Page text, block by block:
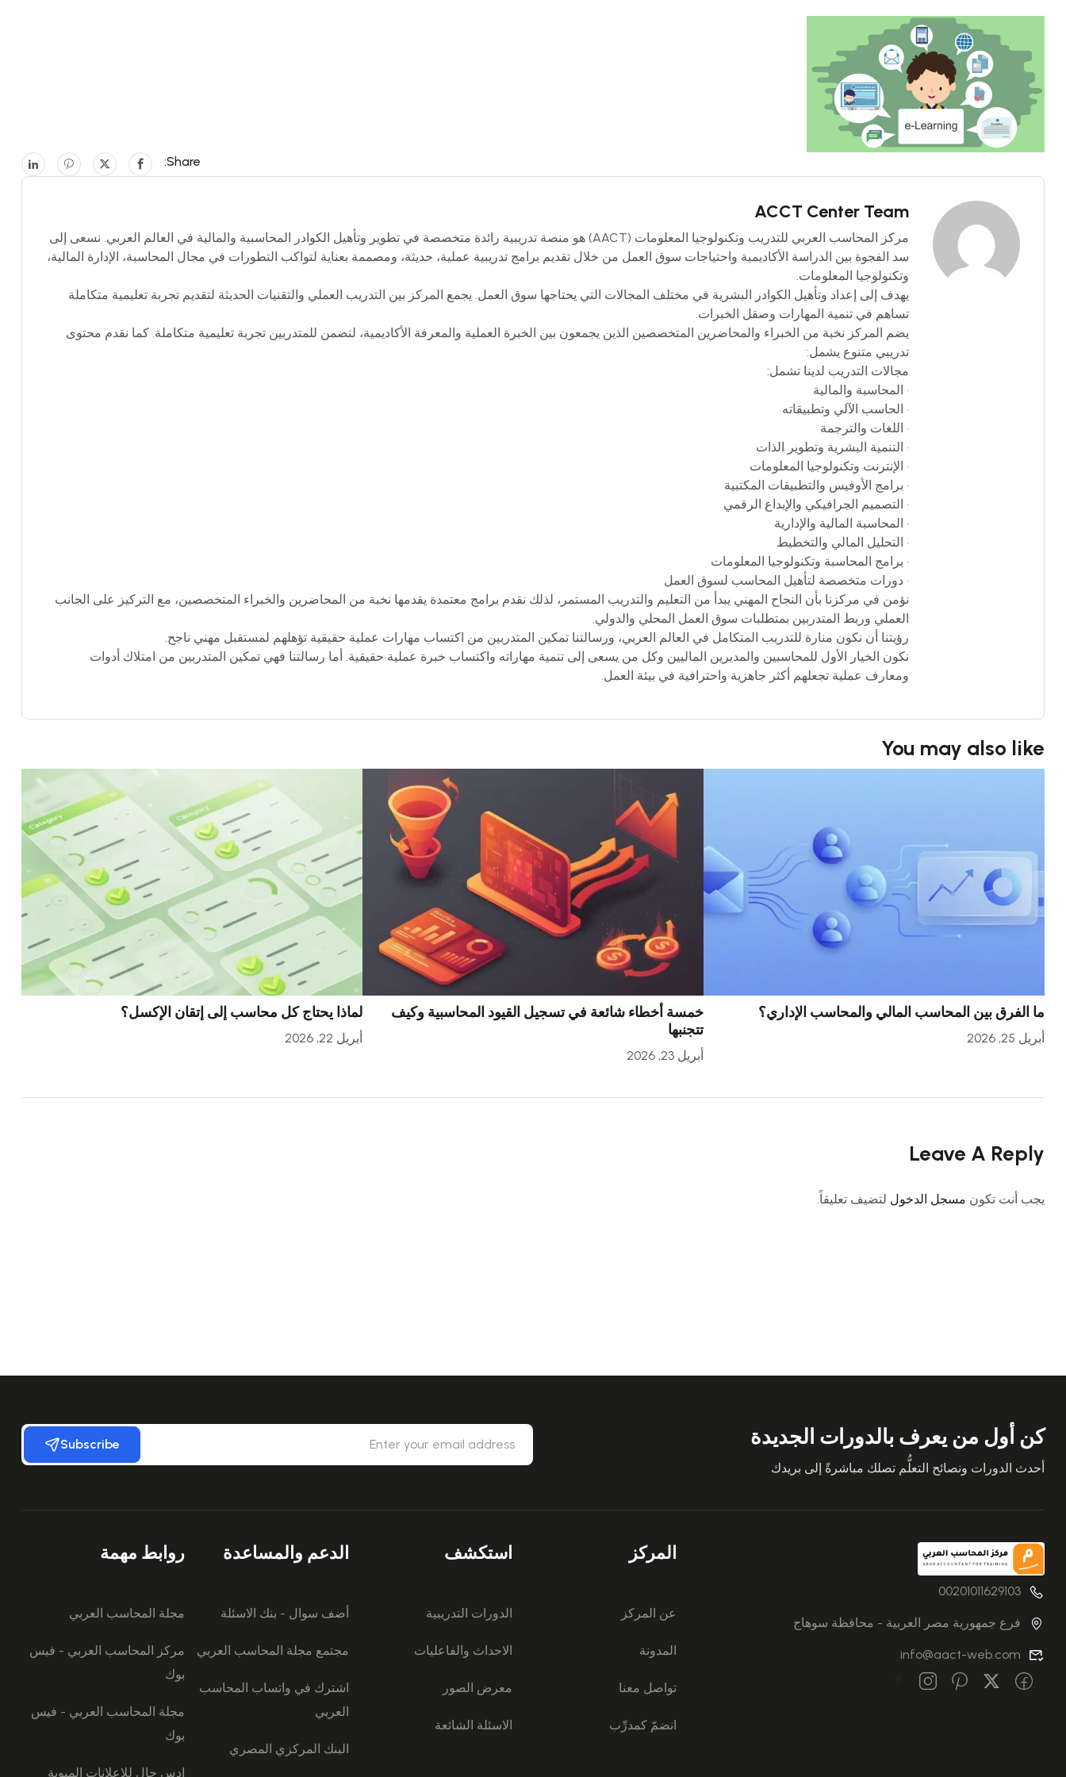
Share:
ACCT Center Team
مركز المحاسب العربي للتدريب وتكنولوجيا المعلومات (AACT) هو منصة تدريبية رائدة متخصصة في تطوير وتأهيل الكوادر المحاسبية والمالية في العالم العربي. نسعى إلى
سد الفجوة بين الدراسة الأكاديمية واحتياجات سوق العمل من خلال تقديم برامج تدريبية عملية، حديثة، ومصممة بعناية لتواكب التطورات في مجال المحاسبة، الإدارة المالية،
وتكنولوجيا المعلومات.
يهدف إلى إعداد وتأهيل الكوادر البشرية في مختلف المجالات التي يحتاجها سوق العمل. يجمع المركز بين التدريب العملي والتقنيات الحديثة لتقديم تجربة تعليمية متكاملة
تساهم في تنمية المهارات وصقل الخبرات.
يضم المركز نخبة من الخبراء والمحاضرين المتخصصين الذين يجمعون بين الخبرة العملية والمعرفة الأكاديمية، لنضمن للمتدربين تجربة تعليمية متكاملة. كما نقدم محتوى
تدريبي متنوع يشمل:
مجالات التدريب لدينا تشمل:
• المحاسبة والمالية
• الحاسب الآلي وتطبيقاته
• اللغات والترجمة
• التنمية البشرية وتطوير الذات
• الإنترنت وتكنولوجيا المعلومات
• برامج الأوفيس والتطبيقات المكتبية
• التصميم الجرافيكي والإبداع الرقمي
• المحاسبة المالية والإدارية
• التحليل المالي والتخطيط
• برامج المحاسبة وتكنولوجيا المعلومات
• دورات متخصصة لتأهيل المحاسب لسوق العمل
نؤمن في مركزنا بأن النجاح المهني يبدأ من التعليم والتدريب المستمر، لذلك نقدم برامج معتمدة يقدمها نخبة من المحاضرين والخبراء المتخصصين، مع التركيز على الجانب
العملي وربط المتدربين بمتطلبات سوق العمل المحلي والدولي.
رؤيتنا أن نكون منارة للتدريب المتكامل في العالم العربي، ورسالتنا تمكين المتدربين من اكتساب مهارات عملية حقيقية تؤهلهم لمستقبل مهني ناجح.
نكون الخيار الأول للمحاسبين والمديرين الماليين وكل من يسعى إلى تنمية مهاراته واكتساب خبرة عملية حقيقية. أما رسالتنا فهي تمكين المتدربين من امتلاك أدوات
ومعارف عملية تجعلهم أكثر جاهزية واحترافية في بيئة العمل.
You may also like
ما الفرق بين المحاسب المالي والمحاسب الإداري؟
أبريل 25, 2026
خمسة أخطاء شائعة في تسجيل القيود المحاسبية وكيف
تتجنبها
أبريل 23, 2026
لماذا يحتاج كل محاسب إلى إتقان الإكسل؟
أبريل 22, 2026
Leave A Reply
يجب أنت تكون مسجل الدخول لتضيف تعليقاً.
كن أول من يعرف بالدورات الجديدة
أحدث الدورات ونصائح التعلُّم تصلك مباشرةً إلى بريدك
Subscribe
00201011629103
فرع جمهورية مصر العربية - محافظة سوهاج
info@aact-web.com
المركز
عن المركز
المدونة
تواصل معنا
انضمّ كمدرِّب
استكشف
الدورات التدريبية
الاحداث والفاعليات
معرض الصور
الاسئلة الشائعة
الدعم والمساعدة
أضف سوال - بنك الاسئلة
مجتمع مجلة المحاسب العربي
اشترك في واتساب المحاسب
العربي
البنك المركزي المصري
روابط مهمة
مجلة المحاسب العربي
مركز المحاسب العربي - فيس
بوك
مجلة المحاسب العربي - فيس
بوك
ادس جال للاعلانات المبوبة